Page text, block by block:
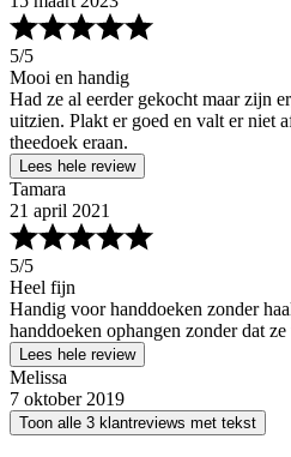
5/5
Mooi en handig
Had ze al eerder gekocht maar zijn
uitzien. Plakt er goed en valt er niet
theedoek eraan.
Lees hele review
Tamara
21 april 2021
5/5
Heel fijn
Handig voor handdoeken zonder
handdoeken ophangen zonder dat
Lees hele review
Melissa
7 oktober 2019
Toon alle 3 klantreviews met tekst